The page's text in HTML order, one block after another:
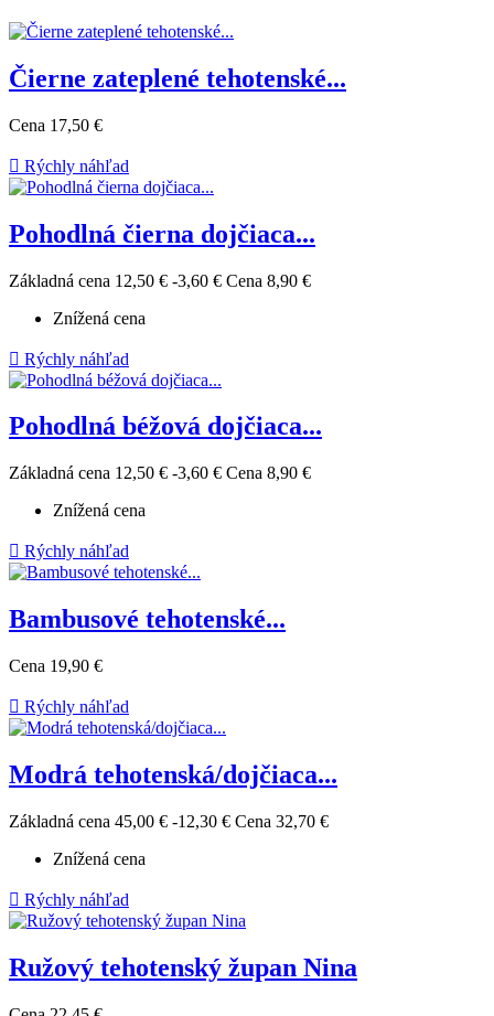
Čierne zateplené tehotenské...
Cena 17,50 €
 Rýchly náhľad
Pohodlná čierna dojčiaca...
Základná cena 12,50 € -3,60 € Cena 8,90 €
Znížená cena
 Rýchly náhľad
Pohodlná béžová dojčiaca...
Základná cena 12,50 € -3,60 € Cena 8,90 €
Znížená cena
 Rýchly náhľad
Bambusové tehotenské...
Cena 19,90 €
 Rýchly náhľad
Modrá tehotenská/dojčiaca...
Základná cena 45,00 € -12,30 € Cena 32,70 €
Znížená cena
 Rýchly náhľad
Ružový tehotenský župan Nina